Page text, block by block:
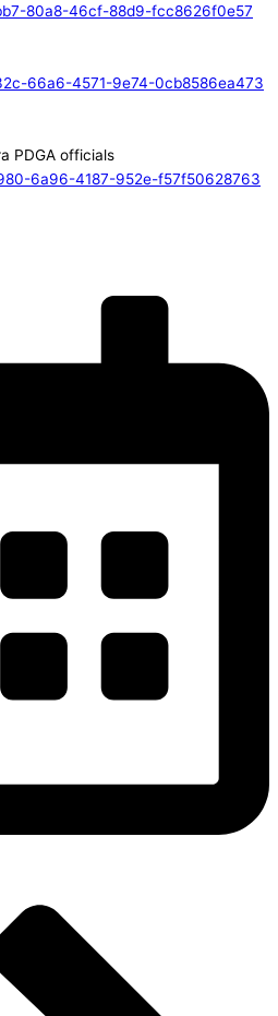
80a8-46cf-88d9-fcc8626f0e57
66a6-4571-9e74-0cb8586ea473
PDGA officials
6a96-4187-952e-f57f50628763